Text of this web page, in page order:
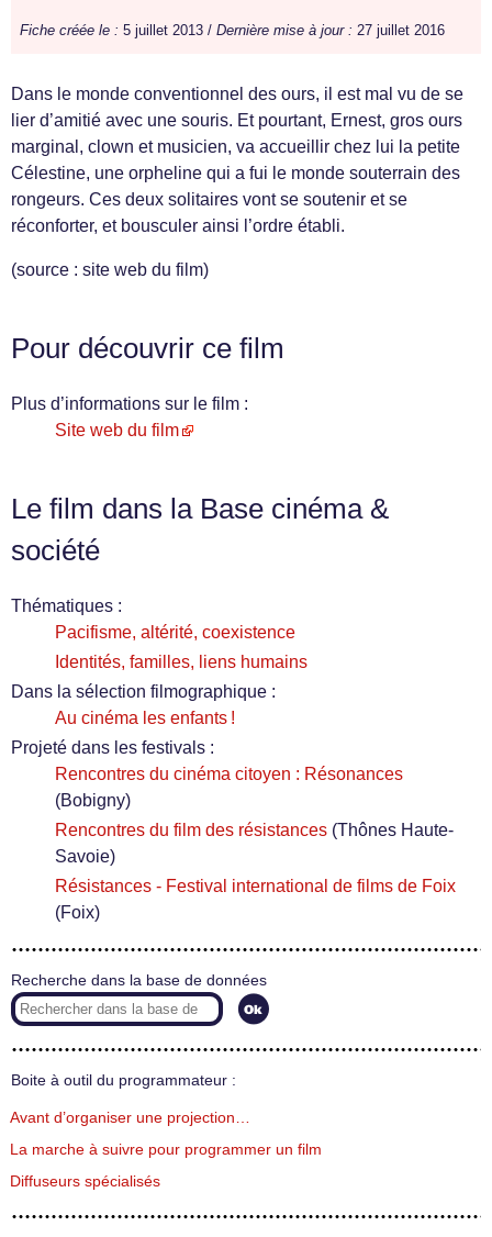
Fiche créée le : 5 juillet 2013 / Dernière mise à jour : 27 juillet 2016
Dans le monde conventionnel des ours, il est mal vu de se
lier d’amitié avec une souris. Et pourtant, Ernest, gros ours
marginal, clown et musicien, va accueillir chez lui la petite
Célestine, une orpheline qui a fui le monde souterrain des
rongeurs. Ces deux solitaires vont se soutenir et se
réconforter, et bousculer ainsi l’ordre établi.
(source : site web du film)
Pour découvrir ce film
Plus d’informations sur le film :
Site web du film
Le film dans la Base cinéma &
société
Thématiques :
Pacifisme, altérité, coexistence
Identités, familles, liens humains
Dans la sélection filmographique :
Au cinéma les enfants !
Projeté dans les festivals :
Rencontres du cinéma citoyen : Résonances
(Bobigny)
Rencontres du film des résistances (Thônes Haute-
Savoie)
Résistances - Festival international de films de Foix
(Foix)
Recherche dans la base de données
Boite à outil du programmateur :
Avant d’organiser une projection…
La marche à suivre pour programmer un film
Diffuseurs spécialisés